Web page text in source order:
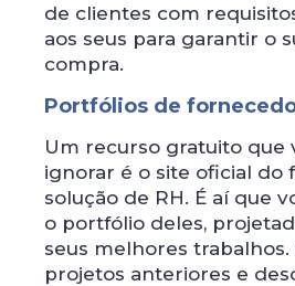
de clientes com
aos seus para garantir o
compra.
Portfólios de
Um recurso gratuito que
ignorar é o site oficial do
solução de RH. É aí que
o portfólio deles,
seus melhores trabalhos.
projetos anteriores e